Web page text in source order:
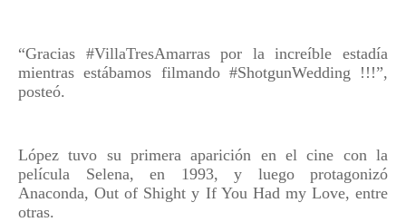
“Gracias #VillaTresAmarras por la increíble estadía
mientras estábamos filmando #ShotgunWedding !!!”,
posteó.
López tuvo su primera aparición en el cine con la
película Selena, en 1993, y luego protagonizó
Anaconda, Out of Shight y If You Had my Love, entre
otras.